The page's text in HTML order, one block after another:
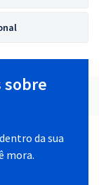
sobre
da sua
mora.